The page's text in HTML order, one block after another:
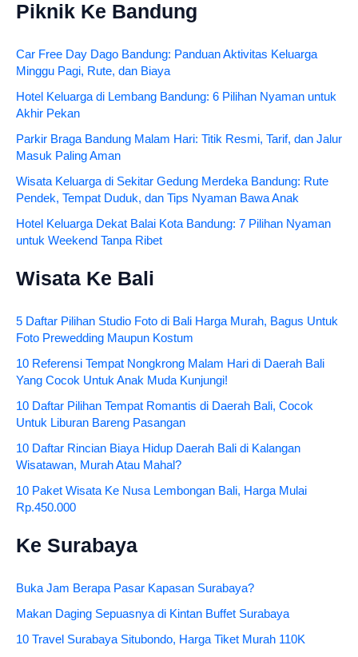
Piknik Ke Bandung
Car Free Day Dago Bandung: Panduan Aktivitas Keluarga
Minggu Pagi, Rute, dan Biaya
Hotel Keluarga di Lembang Bandung: 6 Pilihan Nyaman untuk
Akhir Pekan
Parkir Braga Bandung Malam Hari: Titik Resmi, Tarif, dan Jalur
Masuk Paling Aman
Wisata Keluarga di Sekitar Gedung Merdeka Bandung: Rute
Pendek, Tempat Duduk, dan Tips Nyaman Bawa Anak
Hotel Keluarga Dekat Balai Kota Bandung: 7 Pilihan Nyaman
untuk Weekend Tanpa Ribet
Wisata Ke Bali
5 Daftar Pilihan Studio Foto di Bali Harga Murah, Bagus Untuk
Foto Prewedding Maupun Kostum
10 Referensi Tempat Nongkrong Malam Hari di Daerah Bali
Yang Cocok Untuk Anak Muda Kunjungi!
10 Daftar Pilihan Tempat Romantis di Daerah Bali, Cocok
Untuk Liburan Bareng Pasangan
10 Daftar Rincian Biaya Hidup Daerah Bali di Kalangan
Wisatawan, Murah Atau Mahal?
10 Paket Wisata Ke Nusa Lembongan Bali, Harga Mulai
Rp.450.000
Ke Surabaya
Buka Jam Berapa Pasar Kapasan Surabaya?
Makan Daging Sepuasnya di Kintan Buffet Surabaya
10 Travel Surabaya Situbondo, Harga Tiket Murah 110K